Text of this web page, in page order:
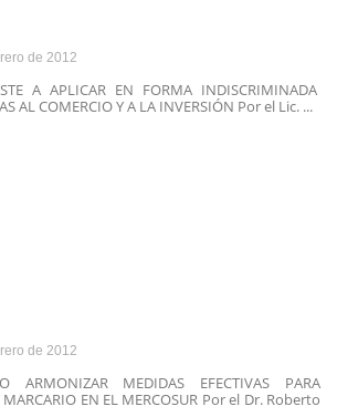
de 2012
A APLICAR EN FORMA INDISCRIMINADA
AL COMERCIO Y A LA INVERSIÓN Por el Lic. ...
de 2012
ARMONIZAR MEDIDAS EFECTIVAS PARA
MARCARIO EN EL MERCOSUR Por el Dr. Roberto